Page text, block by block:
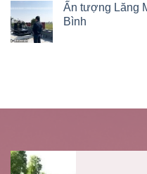
Ấn tượng Lăng
Bình